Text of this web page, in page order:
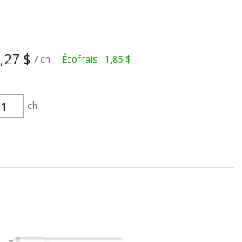
$ / ch Écofrais : 1,85 $
ch